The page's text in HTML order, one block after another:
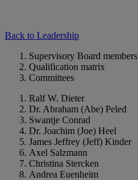
Back to Leadership
Supervisory Board members
Qualification matrix
Committees
Ralf W. Dieter
Dr. Abraham (Abe) Peled
Swantje Conrad
Dr. Joachim (Joe) Heel
James Jeffrey (Jeff) Kinder
Axel Salzmann
Christina Stercken
Andrea Euenheim